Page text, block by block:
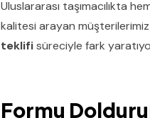
Uluslararası taşımacılıkta
kalitesi arayan
teklifisüreciyle fark
Formu